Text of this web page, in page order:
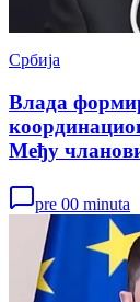
Србија
Влада
Међу
pre 00 minuta